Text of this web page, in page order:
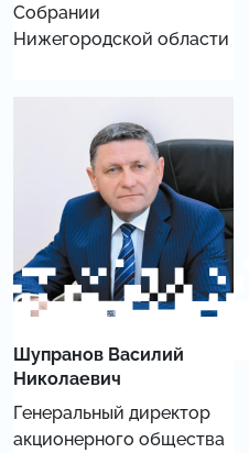
Собрании
Нижегородской области
Шупранов Василий
Николаевич
Генеральный директор
акционерного общества